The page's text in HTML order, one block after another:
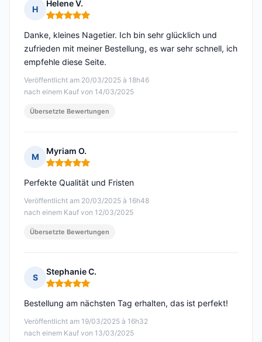
H
Helene V.
Hinweis: 5 von 5
Veröffentlicht am 20/03/2025 à 18h46
nach einem Kauf von 14/03/2025
Danke, kleines Nagetier. Ich bin sehr glücklich und
zufrieden mit meiner Bestellung, es war sehr schnell, ich
empfehle diese Seite.
Übersetzte Bewertungen
M
Myriam O.
Hinweis: 5 von 5
Veröffentlicht am 20/03/2025 à 16h48
nach einem Kauf von 12/03/2025
Perfekte Qualität und Fristen
Übersetzte Bewertungen
S
Stephanie C.
Hinweis: 5 von 5
Veröffentlicht am 19/03/2025 à 16h32
nach einem Kauf von 13/03/2025
Bestellung am nächsten Tag erhalten, das ist perfekt!